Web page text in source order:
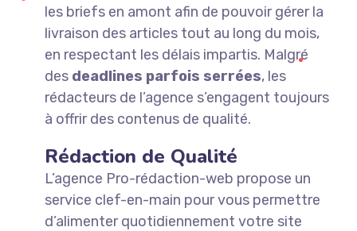
les briefs en amont afin de pouvoir gérer la
livraison des articles tout au long du mois,
en respectant les délais impartis. Malgré
des deadlines parfois serrées, les
rédacteurs de l’agence s’engagent toujours
à offrir des contenus de qualité.
Rédaction de Qualité
L’agence Pro-rédaction-web propose un
service clef-en-main pour vous permettre
d’alimenter quotidiennement votre site